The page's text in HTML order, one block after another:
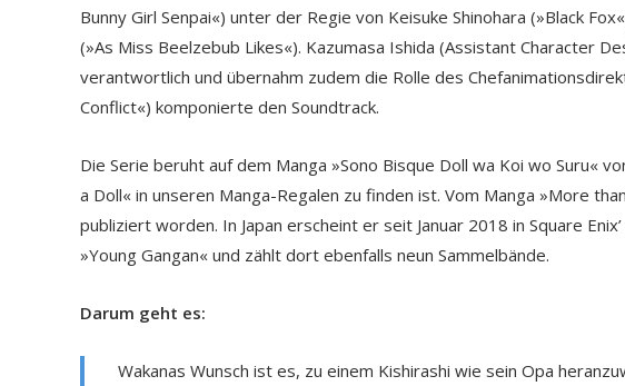
Bunny Girl Senpai«) unter der Regie von Keisuke Shinohara (»Black
(»As Miss Beelzebub Likes«). Kazumasa Ishida (Assistant Character
verantwortlich und übernahm zudem die Rolle des
Conflict«) komponierte den Soundtrack.
Die Serie beruht auf dem Manga »Sono Bisque Doll wa Koi wo Suru«
a Doll« in unseren Manga-Regalen zu finden ist. Vom Manga »More
publiziert worden. In Japan erscheint er seit Januar 2018 in Square
»Young Gangan« und zählt dort ebenfalls neun Sammelbände.
Darum geht es:
Wakanas Wunsch ist es, zu einem Kishirashi wie sein Opa